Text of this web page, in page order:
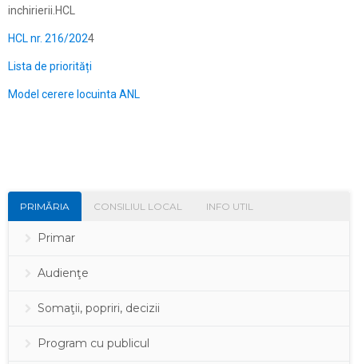
inchirierii.HCL
HCL nr. 216/2024
Lista de priorități
Model cerere locuinta ANL
PRIMĂRIA CONSILIUL LOCAL INFO UTIL
Primar
Audienţe
Somaţii, popriri, decizii
Program cu publicul